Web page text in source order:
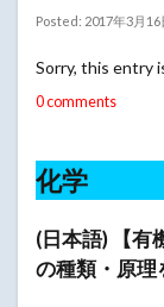
Posted: 2017年3月16
Sorry, this entry
0 comments
化学
(日本語) 【有
の種類・原理